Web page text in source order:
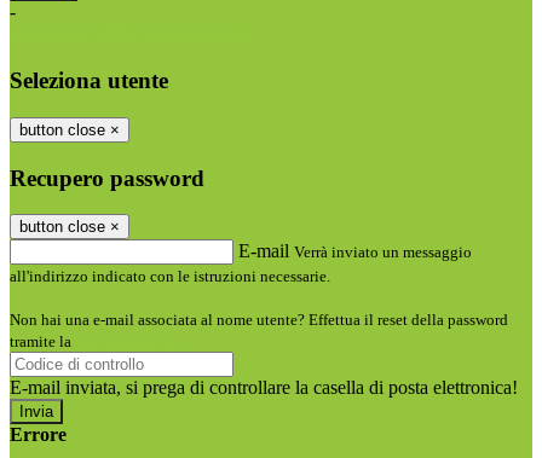
-
Seleziona utente
button close ×
Recupero password
button close ×
E-mail Verrà inviato un messaggio
all'indirizzo indicato con le istruzioni necessarie.
Non hai una e-mail associata al nome utente? Effettua il reset della password
tramite la
E-mail inviata, si prega di controllare la casella di posta elettronica!
Errore